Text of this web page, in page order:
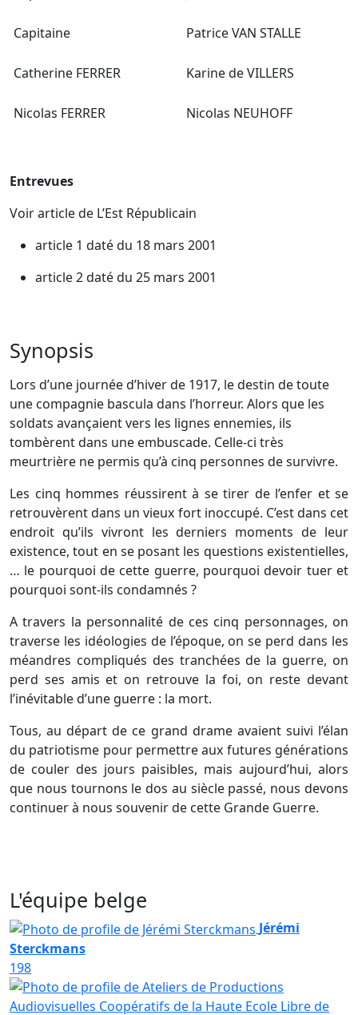
Capitaine Patrice VAN STALLE
Catherine FERRER Karine de VILLERS
Nicolas FERRER Nicolas NEUHOFF
Entrevues
Voir article de L’Est Républicain
article 1 daté du 18 mars 2001
article 2 daté du 25 mars 2001
Synopsis
Lors d’une journée d’hiver de 1917, le destin de toute
une compagnie bascula dans l’horreur. Alors que les
soldats avançaient vers les lignes ennemies, ils
tombèrent dans une embuscade. Celle-ci très
meurtrière ne permis qu’à cinq personnes de survivre.
Les cinq hommes réussirent à se tirer de l’enfer et se
retrouvèrent dans un vieux fort inoccupé. C’est dans cet
endroit qu’ils vivront les derniers moments de leur
existence, tout en se posant les questions existentielles,
… le pourquoi de cette guerre, pourquoi devoir tuer et
pourquoi sont-ils condamnés ?
A travers la personnalité de ces cinq personnages, on
traverse les idéologies de l’époque, on se perd dans les
méandres compliqués des tranchées de la guerre, on
perd ses amis et on retrouve la foi, on reste devant
l’inévitable d’une guerre : la mort.
Tous, au départ de ce grand drame avaient suivi l’élan
du patriotisme pour permettre aux futures générations
de couler des jours paisibles, mais aujourd’hui, alors
que nous tournons le dos au siècle passé, nous devons
continuer à nous souvenir de cette Grande Guerre.
L'équipe belge
Jérémi
Sterckmans
198